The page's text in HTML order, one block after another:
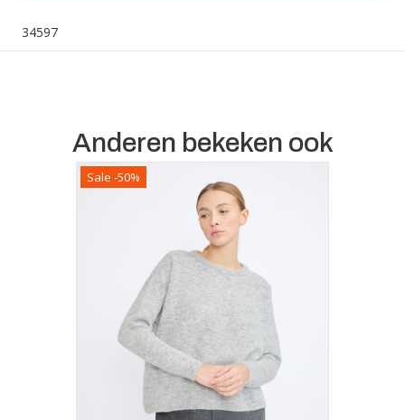
34597
Anderen bekeken ook
Sale -50%